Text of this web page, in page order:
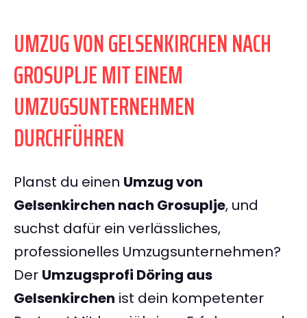
UMZUG VON GELSENKIRCHEN NACH
GROSUPLJE MIT EINEM
UMZUGSUNTERNEHMEN
DURCHFÜHREN
Planst du einen Umzug von
Gelsenkirchen nach Grosuplje, und
suchst dafür ein verlässliches,
professionelles Umzugsunternehmen?
Der Umzugsprofi Döring aus
Gelsenkirchen ist dein kompetenter